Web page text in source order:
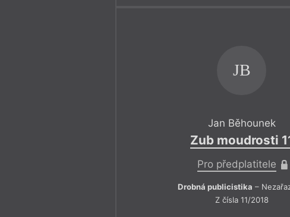
JB
Jan Běhounek
Zub moudrosti
Pro předplatitele
Drobná publicistika –
Z čísla 11/2018